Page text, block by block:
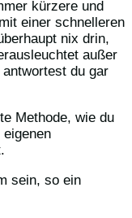
kürzere und
einer schnelleren
nix drin,
außer
antwortest du gar
Methode, wie du
sein, so ein